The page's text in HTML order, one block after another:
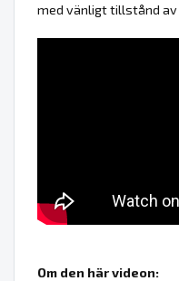
med vänligt tillstånd av
Om den här videon: